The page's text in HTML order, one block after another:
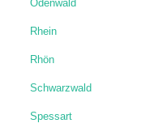
Odenwald
Rhein
Rhön
Schwarzwald
Spessart